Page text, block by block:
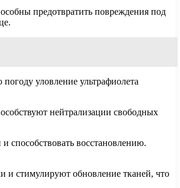
предотвратить повреждения под
уловление ультрафиолета
нейтрализации свободных
способствовать восстановлению.
и стимулируют обновление тканей, что